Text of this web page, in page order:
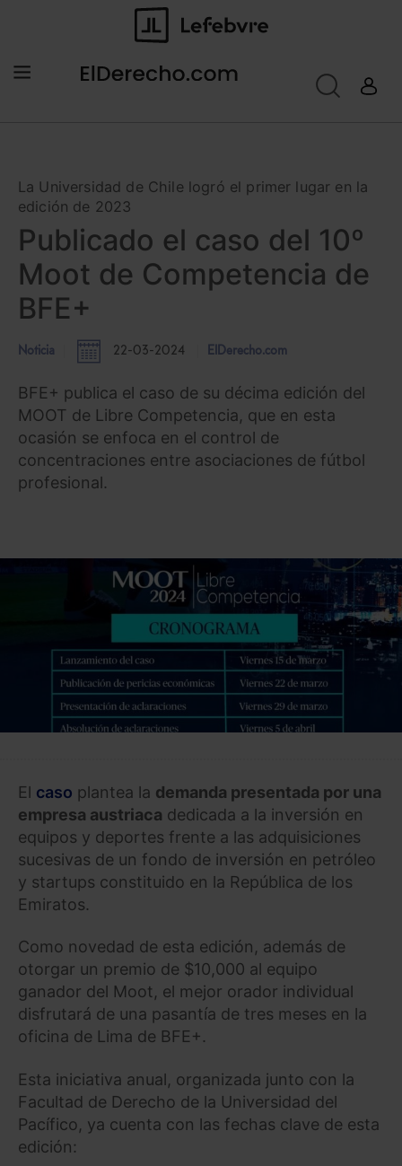
La Universidad de Chile logró el primer lugar en la
edición de 2023
Publicado el caso del 10º
Moot de Competencia de
BFE+
Noticia 22-03-2024 ElDerecho.com
BFE+ publica el caso de su décima edición del
MOOT de Libre Competencia, que en esta
ocasión se enfoca en el control de
concentraciones entre asociaciones de fútbol
profesional.
El caso plantea la demanda presentada por una
empresa austriaca dedicada a la inversión en
equipos y deportes frente a las adquisiciones
sucesivas de un fondo de inversión en petróleo
y startups constituido en la República de los
Emiratos.
Como novedad de esta edición, además de
otorgar un premio de $10,000 al equipo
ganador del Moot, el mejor orador individual
disfrutará de una pasantía de tres meses en la
oficina de Lima de BFE+.
Esta iniciativa anual, organizada junto con la
Facultad de Derecho de la Universidad del
Pacífico, ya cuenta con las fechas clave de esta
edición: